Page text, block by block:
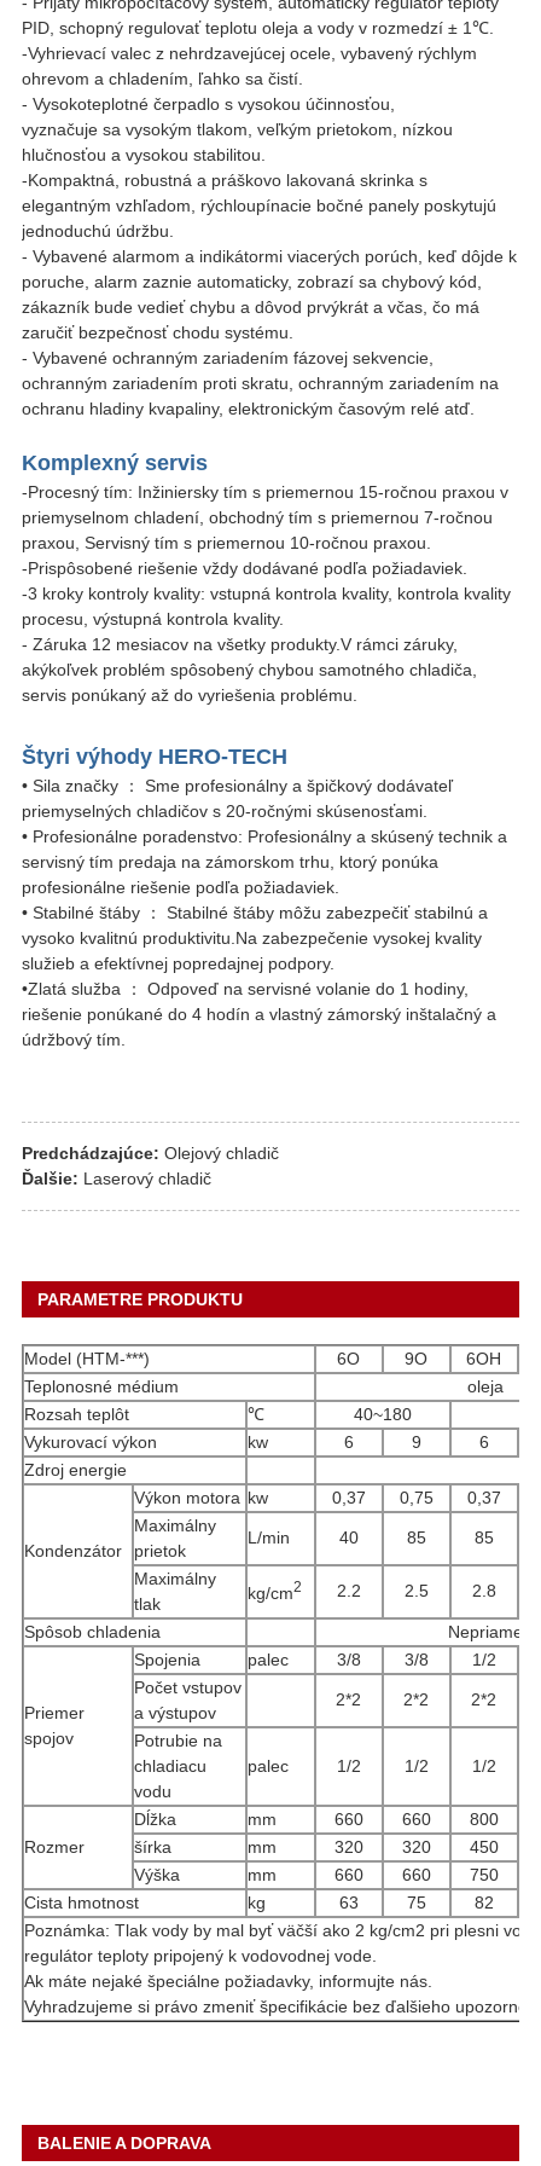
PID, schopný regulovať teplotu oleja a vody v rozmedzí ± 1℃.
-Vyhrievací valec z nehrdzavejúcej ocele, vybavený rýchlym
ohrevom a chladením, ľahko sa čistí.
- Vysokoteplotné čerpadlo s vysokou účinnosťou,
vyznačuje sa vysokým tlakom, veľkým prietokom, nízkou
hlučnosťou a vysokou stabilitou.
-Kompaktná, robustná a práškovo lakovaná skrinka s
elegantným vzhľadom, rýchloupínacie bočné panely poskytujú
jednoduchú údržbu.
- Vybavené alarmom a indikátormi viacerých porúch, keď dôjde k
poruche, alarm zaznie automaticky, zobrazí sa chybový kód,
zákazník bude vedieť chybu a dôvod prvýkrát a včas, čo má
zaručiť bezpečnosť chodu systému.
- Vybavené ochranným zariadením fázovej sekvencie,
ochranným zariadením proti skratu, ochranným zariadením na
ochranu hladiny kvapaliny, elektronickým časovým relé atď.
Komplexný servis
-Procesný tím: Inžiniersky tím s priemernou 15-ročnou praxou v
priemyselnom chladení, obchodný tím s priemernou 7-ročnou
praxou, Servisný tím s priemernou 10-ročnou praxou.
-Prispôsobené riešenie vždy dodávané podľa požiadaviek.
-3 kroky kontroly kvality: vstupná kontrola kvality, kontrola kvality
procesu, výstupná kontrola kvality.
- Záruka 12 mesiacov na všetky produkty.V rámci záruky,
akýkoľvek problém spôsobený chybou samotného chladiča,
servis ponúkaný až do vyriešenia problému.
Štyri výhody HERO-TECH
• Sila značky ： Sme profesionálny a špičkový dodávateľ
priemyselných chladičov s 20-ročnými skúsenosťami.
• Profesionálne poradenstvo: Profesionálny a skúsený technik a
servisný tím predaja na zámorskom trhu, ktorý ponúka
profesionálne riešenie podľa požiadaviek.
• Stabilné štáby ： Stabilné štáby môžu zabezpečiť stabilnú a
vysoko kvalitnú produktivitu.Na zabezpečenie vysokej kvality
služieb a efektívnej popredajnej podpory.
•Zlatá služba ： Odpoveď na servisné volanie do 1 hodiny,
riešenie ponúkané do 4 hodín a vlastný zámorský inštalačný a
údržbový tím.
Predchádzajúce: Olejový chladič
Ďalšie: Laserový chladič
PARAMETRE PRODUKTU
Model (HTM-***) 6O 9O 6OH
Teplonosné médium
oleja
Rozsah teplôt
℃ 40~180
Vykurovací výkon
kw 6 9
6
Zdroj energie
Kondenzátor
Výkon motora kw 0,37 0,75 0,37
Maximálny
prietok
L/min 40 85 85
Maximálny
tlak
kg/cm2 2.2 2.5 2.8
Spôsob chladenia Nepriame
Priemer
spojov
Spojenia palec 3/8 3/8 1/2
Počet vstupov
a výstupov
2*2 2*2 2*2
Potrubie na
chladiacu
vodu
palec 1/2 1/2 1/2
Rozmer
Dĺžka mm 660 660 800
šírka
mm 320 320 450
Výška
mm 660 660 750
Cista hmotnost
kg 63 75 82
Poznámka: Tlak vody by mal byť väčší ako 2 kg/cm2 pri plesni
regulátor teploty pripojený k vodovodnej vode.
Ak máte nejaké špeciálne požiadavky, informujte nás.
Vyhradzujeme si právo zmeniť špecifikácie bez ďalšieho
BALENIE A DOPRAVA